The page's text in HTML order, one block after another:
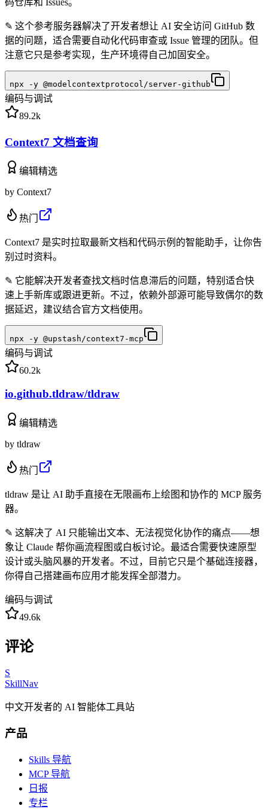
码仓库和 Issues。
✎ 这个参考服务器解决了开发者想让 AI 安全访问 GitHub 数
据的问题，适合需要自动化代码审查或 Issue 管理的团队。但
注意它只是参考实现，生产环境得自己加固安全。
npx -y @modelcontextprotocol/server-github
编码与调试
89.2k
Context7 文档查询
编辑精选
by Context7
热门
Context7 是实时拉取最新文档和代码示例的智能助手，让你告
别过时资料。
✎ 它能解决开发者查找文档时信息滞后的问题，特别适合快
速上手新库或跟进更新。不过，依赖外部源可能导致偶尔的数
据延迟，建议结合官方文档使用。
npx -y @upstash/context7-mcp
编码与调试
60.2k
io.github.tldraw/tldraw
编辑精选
by tldraw
热门
tldraw 是让 AI 助手直接在无限画布上绘图和协作的 MCP 服务
器。
✎ 这解决了 AI 只能输出文本、无法视觉化协作的痛点——想
象让 Claude 帮你画流程图或白板讨论。最适合需要快速原型
设计或头脑风暴的开发者。不过，目前它只是个基础连接器，
你得自己搭建画布应用才能发挥全部潜力。
编码与调试
49.6k
评论
S
SkillNav
中文开发者的 AI 智能体工具站
产品
Skills 导航
MCP 导航
日报
专栏